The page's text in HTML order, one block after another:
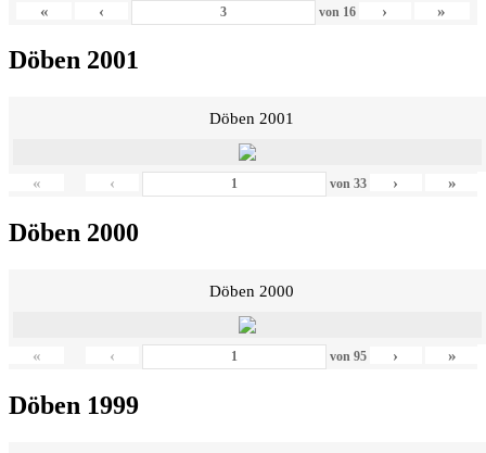
« ‹ von 16 › »
Döben 2001
Döben 2001
« ‹ von 33 › »
Döben 2000
Döben 2000
« ‹ von 95 › »
Döben 1999